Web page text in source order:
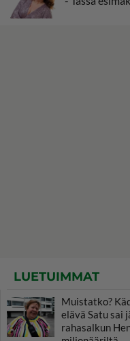
LUETUIMMAT
Muistatko?
elävä Satu sai
rahasalkun